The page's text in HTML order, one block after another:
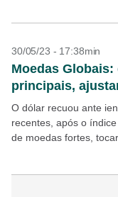
30/05/23 - 17:38min
Moedas
principais,
O dólar recuou ante
recentes, após o
de moedas fortes,